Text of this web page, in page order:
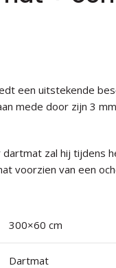
een uitstekende
mede door zijn 3 mm
zal hij tijdens
voorzien van een
300×60 cm
Dartmat